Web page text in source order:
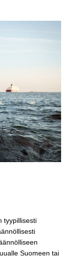
tyypillisesti
Suomeen tai